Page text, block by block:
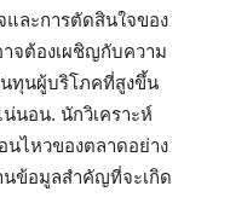
ละการตัดสินใจของ
าจต้องเผชิญกับความ
ทุนผู้บริโภคที่สูงขึ้น
นอน. นักวิเคราะห์
ไหวของตลาดอย่าง
นข้อมูลสำคัญที่จะเกิด